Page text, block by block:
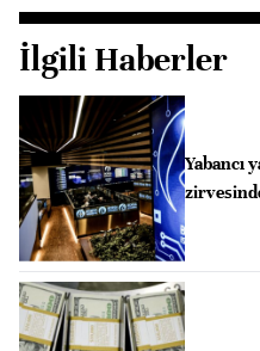
İlgili Haberler
Yabancı